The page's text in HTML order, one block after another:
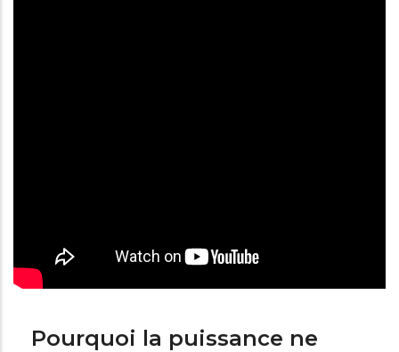
Pourquoi la puissance ne